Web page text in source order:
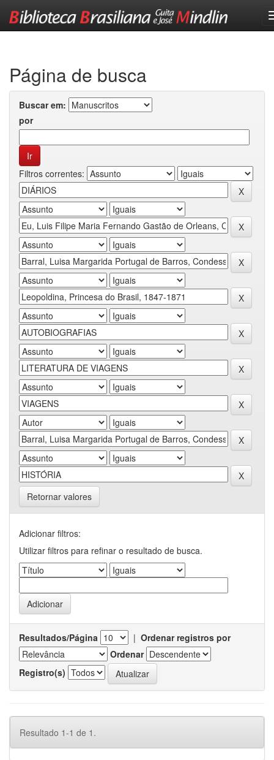
Página de busca
Buscar em:
por
Filtros correntes:
Retornar valores
Adicionar filtros:
Utilizar filtros para refinar o resultado de busca.
Resultados/Página | Ordenar registros por
Ordenar
Registro(s)
Resultado 1-1 de 1.